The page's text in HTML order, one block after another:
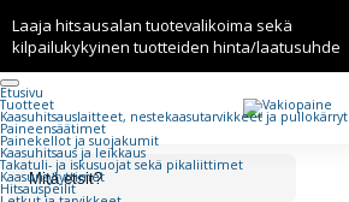
Laaja hitsausalan tuotevalikoima sekä
kilpailukykyinen tuotteiden hinta/laatusuhde
Etusivu
Tuotteet
Kaasuhitsaus­laitteet, nestekaasu­tarvikkeet ja pullokärryt
Paineensäätimet
Painekellot ja suojakumit
Kaasuhitsaus ja leikkaus
Takatuli- ja iskusuojat sekä pikaliittimet
Kaasunsytyttimet
Hitsauspeilit